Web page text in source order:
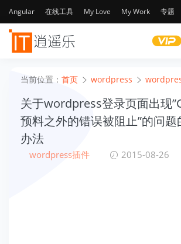
Angular 在线工具 My Love My Work 专题
当前位置： 首页 wordpress
关于wordpress登录页面出现
预料之外的错误被阻止”的问
办法
wordpress插件 2015-08-26